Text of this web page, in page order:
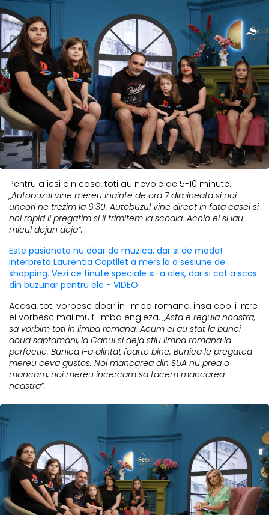
Pentru a iesi din casa, toti au nevoie de 5-10 minute.
„Autobuzul vine mereu inainte de ora 7 dimineata si noi
uneori ne trezim la 6:30. Autobuzul vine direct in fata casei si
noi rapid ii pregatim si ii trimitem la scoala. Acolo ei si iau
micul dejun deja”.
Este pasionata nu doar de muzica, dar si de moda!
Interpreta Laurentia Coptilet a mers la o sesiune de
shopping. Vezi ce tinute speciale si-a ales, dar si cat a scos
din buzunar pentru ele - VIDEO
Acasa, toti vorbesc doar in limba romana, insa copiii intre
ei vorbesc mai mult limba engleza.„Asta e regula noastra,
sa vorbim toti in limba romana. Acum ei au stat la bunei
doua saptamani, la Cahul si deja stiu limba romana la
perfectie. Bunica i-a alintat foarte bine. Bunica le pregatea
mereu ceva gustos. Noi mancarea din SUA nu prea o
mancam, noi mereu incercam sa facem mancarea
noastra”.